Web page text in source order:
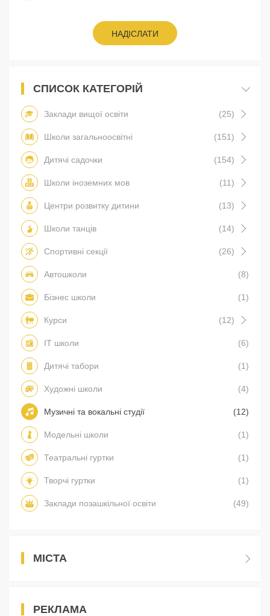
НАДІСЛАТИ
СПИСОК КАТЕГОРІЙ
Заклади вищої освіти (25)
Школи загальноосвітні (151)
Дитячі садочки (154)
Школи іноземних мов (11)
Центри розвитку дитини (13)
Школи танців (14)
Спортивні секції (26)
Автошколи (8)
Бізнес школи (1)
Курси (12)
IT школи (6)
Дитячі табори (1)
Художні школи (4)
Музичні та вокальні студії (12)
Модельні школи (1)
Театральні гуртки (1)
Творчі гуртки (1)
Заклади позашкільної освіти (49)
МІСТА
РЕКЛАМА